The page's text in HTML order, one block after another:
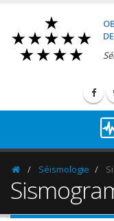
HomepageSéismologie